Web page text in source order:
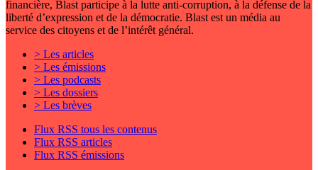
financière, Blast participe à la lutte anti-corruption, à la défense de la
liberté d’expression et de la démocratie. Blast est un média au
service des citoyens et de l’intérêt général.
> Les articles
> Les émissions
> Les podcasts
> Les dossiers
> Les brèves
Flux RSS tous les contenus
Flux RSS articles
Flux RSS émissions